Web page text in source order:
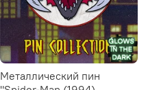
Металлический пин